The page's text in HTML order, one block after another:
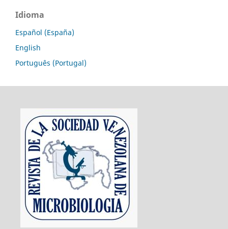
Idioma
Español (España)
English
Português (Portugal)